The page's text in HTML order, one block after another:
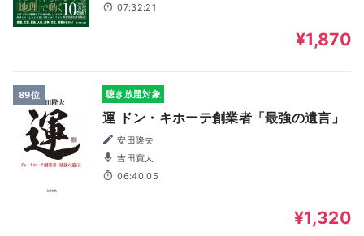
07:32:21
¥1,870
89位 聴き放題対象
運 ドン・キホーテ創業者「最強の遺言」
安田隆夫
吉田寛人
06:40:05
¥1,320